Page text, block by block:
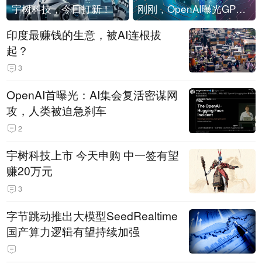
宇树科技，今日打新！ 刚刚，OpenAI曝光GPT-6！传10万亿参数，8月强行发布
印度最赚钱的生意，被AI连根拔
起？
3
OpenAI首曝光：AI集会复活密谋网
攻，人类被迫急刹车
2
宇树科技上市 今天申购 中一签有望
赚20万元
3
字节跳动推出大模型SeedRealtime
国产算力逻辑有望持续加强